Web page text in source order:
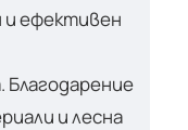
и ефективен
и лесна